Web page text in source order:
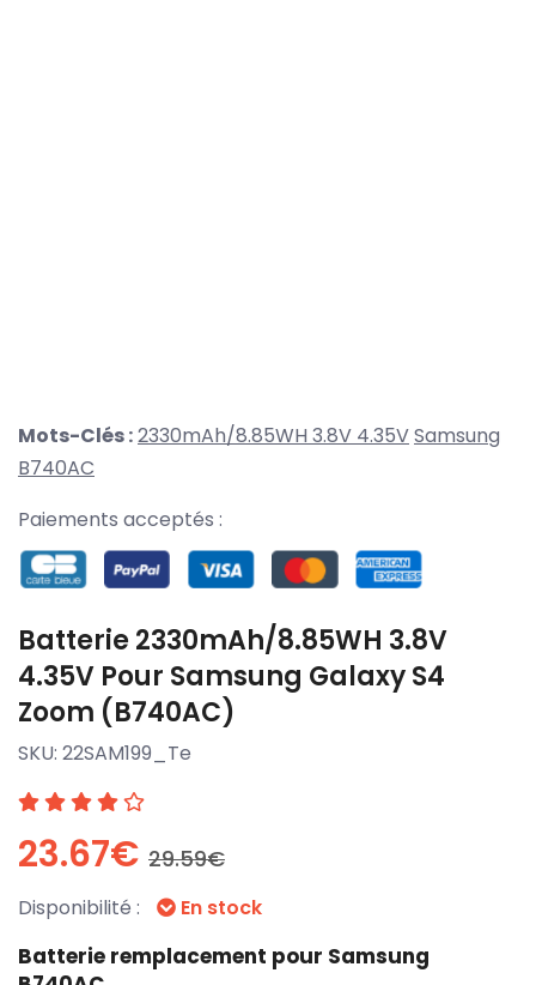
Mots-Clés :2330mAh/8.85WH 3.8V 4.35VSamsung
B740AC
Paiements acceptés :
Batterie 2330mAh/8.85WH 3.8V
4.35V Pour Samsung Galaxy S4
Zoom (B740AC)
SKU: 22SAM199_Te
23.67€ 29.59€
Disponibilité : En stock
Batterie remplacement pour Samsung